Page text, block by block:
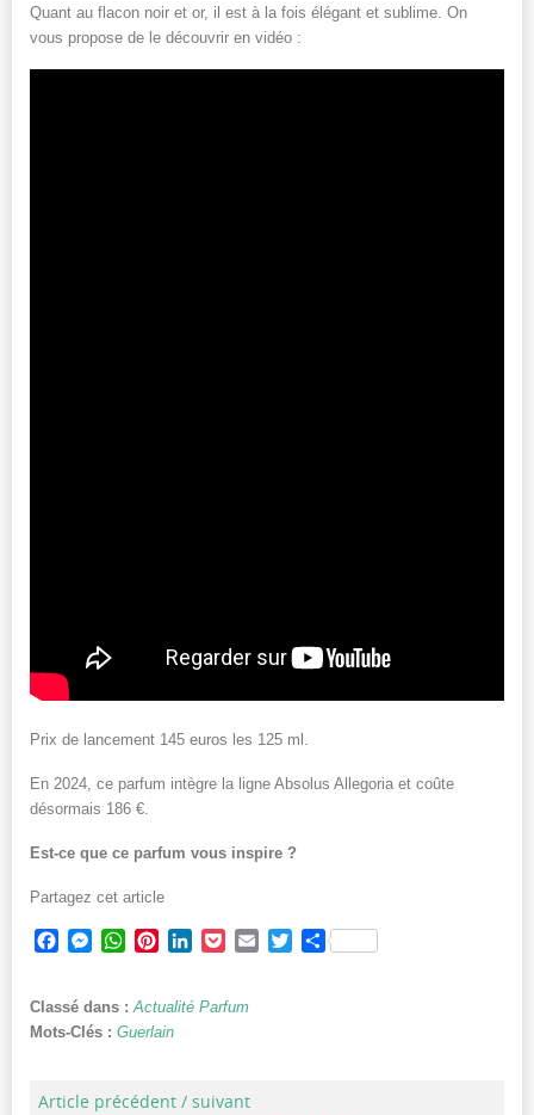
Quant au flacon noir et or, il est à la fois élégant et sublime. On
vous propose de le découvrir en vidéo :
Prix de lancement 145 euros les 125 ml.
En 2024, ce parfum intègre la ligne Absolus Allegoria et coûte
désormais 186 €.
Est-ce que ce parfum vous inspire ?
Partagez cet article
Facebook
Messenger
WhatsApp
PinterestLinkedInPocketEmailTwitterPartager
Classé dans : Actualité Parfum
Mots-Clés : Guerlain
Article précédent / suivant